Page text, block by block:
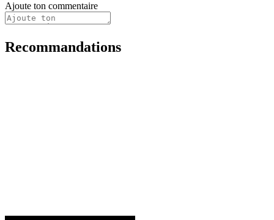
Ajoute ton commentaire
Recommandations